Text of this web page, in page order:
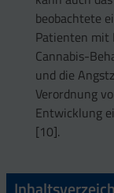
beobachtete
Patienten mit
Cannabis-
und die
Verordnung
Entwicklung
[10].